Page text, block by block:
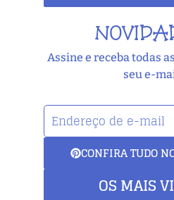
Assine e receba todas
seu e-
CONFIRA TUDO
OS MAIS